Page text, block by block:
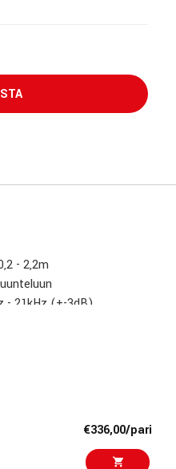
- 2,2m
- 21kHz (+-3dB)
yläpään
viimeistely, parannettu
€336,00/pari